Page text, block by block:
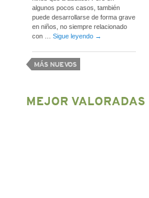
algunos pocos casos, también
puede desarrollarse de forma grave
en niños, no siempre relacionado
con … Sigue leyendo →
MÁS NUEVOS
MEJOR VALORADAS